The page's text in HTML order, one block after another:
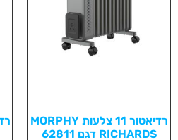
רדיאטור 11 צלעות MORPHY
RICHARDS דגם 62811